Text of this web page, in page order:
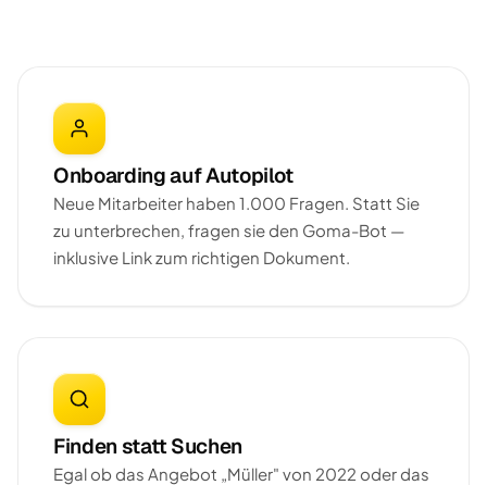
Onboarding auf Autopilot
Neue Mitarbeiter haben 1.000 Fragen. Statt Sie
zu unterbrechen, fragen sie den Goma-Bot —
inklusive Link zum richtigen Dokument.
Finden statt Suchen
Egal ob das Angebot „Müller" von 2022 oder das